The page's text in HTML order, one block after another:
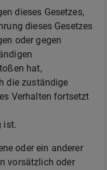
dieses Gesetzes,
dieses Gesetzes
oder gegen
hat,
die zuständige
Verhalten fortsetzt
ist.
oder ein anderer
vorsätzlich oder